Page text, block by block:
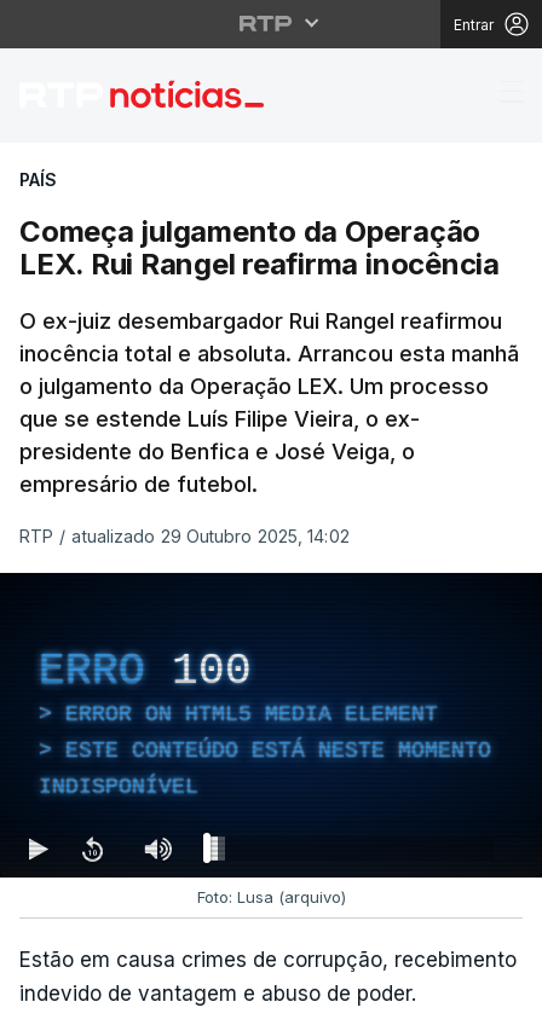
Entrar
Começa julgamento
PAÍS
Começa julgamento da Operação
LEX. Rui Rangel reafirma inocência
O ex-juiz desembargador Rui Rangel reafirmou
inocência total e absoluta. Arrancou esta manhã
o julgamento da Operação LEX. Um processo
que se estende Luís Filipe Vieira, o ex-
presidente do Benfica e José Veiga, o
empresário de futebol.
RTP / atualizado 29 Outubro 2025, 14:02
ERRO 100
ERROR ON HTML5 MEDIA ELEMENT
ESTE CONTEÚDO ESTÁ NESTE MOMENTO
INDISPONÍVEL
Foto: Lusa (arquivo)
Estão em causa crimes de corrupção, recebimento
indevido de vantagem e abuso de poder.